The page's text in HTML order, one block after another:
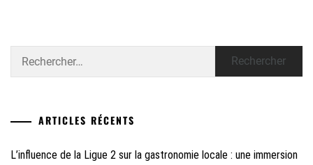
ARTICLES RÉCENTS
L’influence de la Ligue 2 sur la gastronomie locale : une immersion